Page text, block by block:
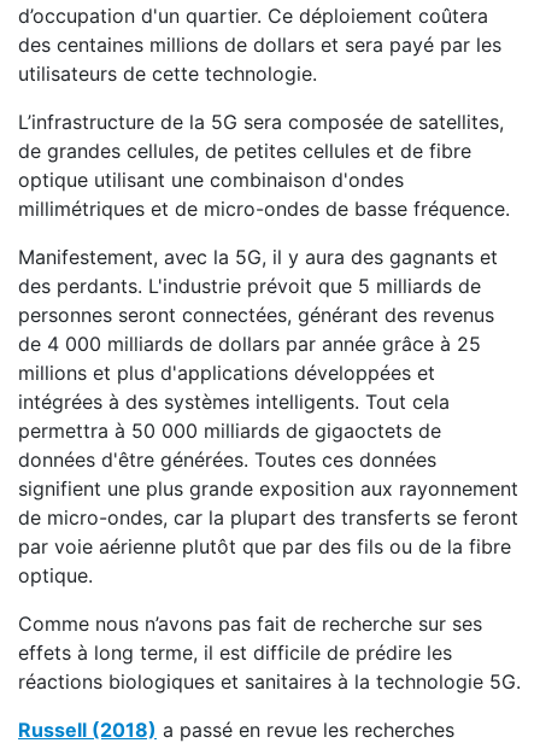
d’occupation d'un quartier. Ce déploiement coûtera
des centaines millions de dollars et sera payé par les
utilisateurs de cette technologie.
L’infrastructure de la 5G sera composée de satellites,
de grandes cellules, de petites cellules et de fibre
optique utilisant une combinaison d'ondes
millimétriques et de micro-ondes de basse fréquence.
Manifestement, avec la 5G, il y aura des gagnants et
des perdants. L'industrie prévoit que 5 milliards de
personnes seront connectées, générant des revenus
de 4 000 milliards de dollars par année grâce à 25
millions et plus d'applications développées et
intégrées à des systèmes intelligents. Tout cela
permettra à 50 000 milliards de gigaoctets de
données d'être générées. Toutes ces données
signifient une plus grande exposition aux rayonnement
de micro-ondes, car la plupart des transferts se feront
par voie aérienne plutôt que par des fils ou de la fibre
optique.
Comme nous n’avons pas fait de recherche sur ses
effets à long terme, il est difficile de prédire les
réactions biologiques et sanitaires à la technologie 5G.
Russell (2018) a passé en revue les recherches